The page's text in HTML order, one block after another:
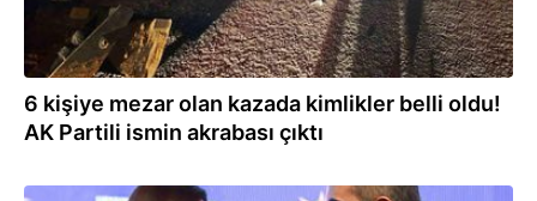
6 kişiye mezar olan kazada kimlikler belli oldu!
AK Partili ismin akrabası çıktı